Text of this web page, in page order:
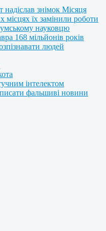
надіслав знімок Місяця
їх замінили роботи
науковцю
168 мільйонів років
людей
інтелектом
фальшиві новини